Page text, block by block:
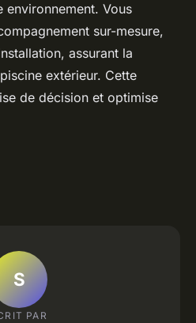
environnement. Vous
sur-mesure,
assurant la
extérieur. Cette
de décision et optimise
S
PAR